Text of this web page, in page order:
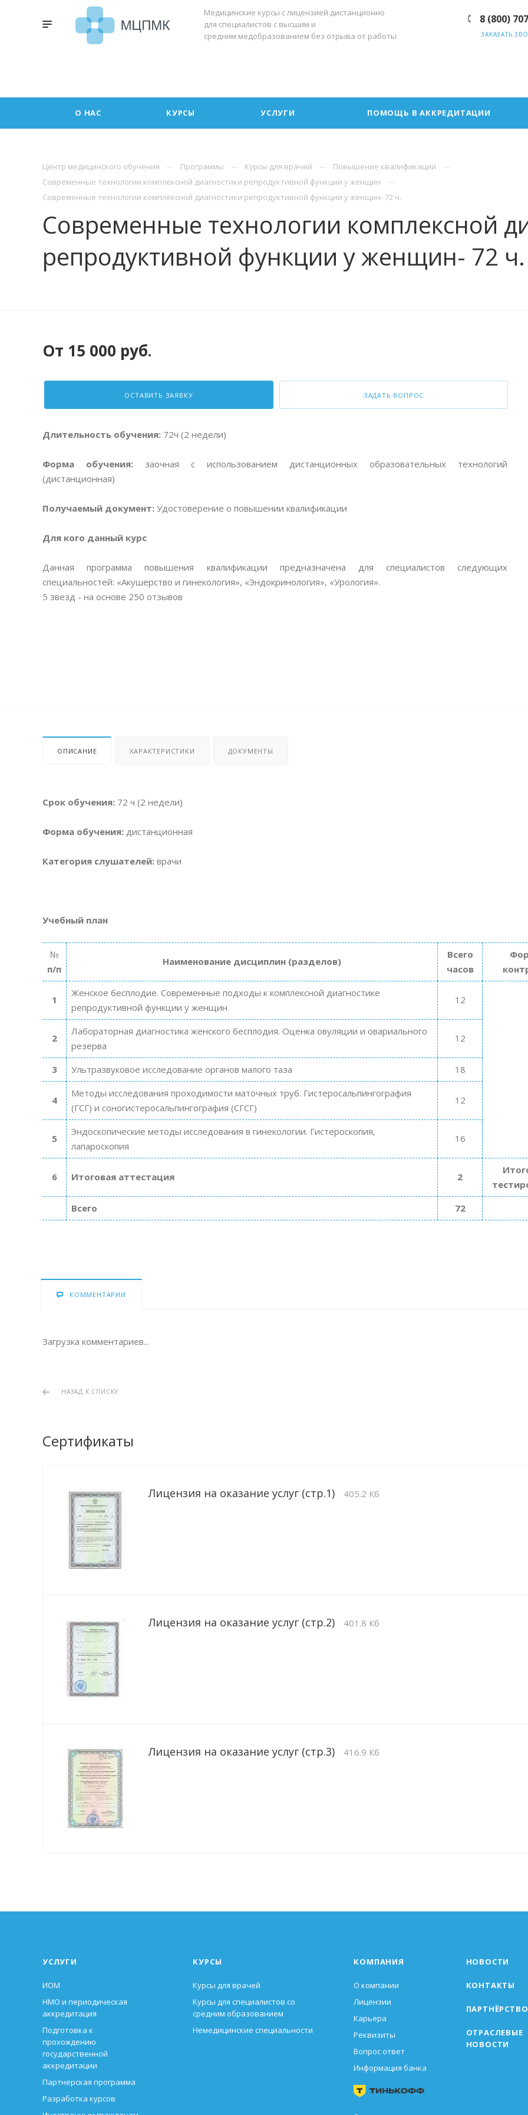
Медицинские курсы с лицензией дистанционно
для специалистов с высшим и
средним медобразованием без отрыва от работы
8 (800)
ЗАКАЗАТЬ
О НАС КУРСЫ УСЛУГИ ПОМОЩЬ В АККРЕДИТАЦИИ
Центр медицинского обучения Программы Курсы для врачей
Повышение квалификации
Современные технологии комплексной диагностики репродуктивной функции у женщин
Современные технологии комплексной диагностики репродуктивной функции у женщин- 72 ч.
Современные технологии комплексной
репродуктивной функции у женщин- 72 ч.
От 15 000 руб.
ОСТАВИТЬ ЗАЯВКУ ЗАДАТЬ ВОПРОС
Длительность обучения: 72ч (2 недели)
Форма обучения: заочная с использованием дистанционных образовательных технологий
(дистанционная)
Получаемый документ: Удостоверение о повышении квалификации
Для кого данный курс
Данная программа повышения квалификации предназначена для специалистов следующих
специальностей: «Акушерство и гинекология», «Эндокринология», «Урология».
5 звезд - на основе 250 отзывов
ОПИСАНИЕ ХАРАКТЕРИСТИКИ ДОКУМЕНТЫ
Срок обучения: 72 ч (2 недели)
Форма обучения: дистанционная
Категория слушателей: врачи
Учебный план
№
п/п
Наименование дисциплин (разделов)
Всего
часов
1
Женское бесплодие. Современные подходы к комплексной диагностике
репродуктивной функции у женщин
12
2
Лабораторная диагностика женского бесплодия. Оценка овуляции и овариального
резерва
12
3 Ультразвуковое исследование органов малого таза 18
4
Методы исследования проходимости маточных труб. Гистеросальпингография
(ГСГ) и соногистеросальпингография (СГСГ)
12
5
Эндоскопические методы исследования в гинекологии. Гистероскопия,
лапароскопия
16
6 Итоговая аттестация 2
Всего
72
КОММЕНТАРИИ
Загрузка комментариев...
НАЗАД К СПИСКУ
Сертификаты
Лицензия на оказание услуг (стр.1) 405.2 Кб
Лицензия на оказание услуг (стр.2) 401.8 Кб
Лицензия на оказание услуг (стр.3) 416.9 Кб
УСЛУГИ
ИОМ
НМО и периодическая
аккредитация
Подготовка к
прохождению
государственной
аккредитации
Партнерская программа
Разработка курсов
КУРСЫ
Курсы для врачей
Курсы для специалистов со
средним образованием
Немедицинские специальности
КОМПАНИЯ
О компании
Лицензии
Карьера
Реквизиты
Вопрос ответ
Информация банка
НОВОСТИ
КОНТАКТЫ
ПАРТНЁРСТВО
ОТРАСЛЕВЫЕ
НОВОСТИ